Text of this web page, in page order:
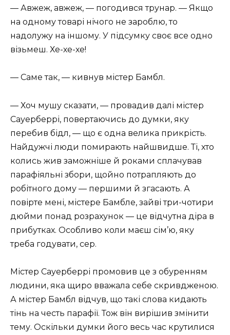
— Авжеж, авжеж, — погодився трунар. — Якщо
на одному товарі нічого не зароблю, то
надолужу на іншому. У підсумку своє все одно
візьмеш. Хе-хе-хе!
— Саме так, — кивнув містер Бамбл.
— Хоч мушу сказати, — провадив далі містер
Сауерберрі, повертаючись до думки, яку
перебив бідл, — що є одна велика прикрість.
Найдужчі люди помирають найшвидше. Ті, хто
колись жив заможніше й роками сплачував
парафіяльні збори, щойно потрапляють до
робітного дому — першими й згасають. А
повірте мені, містере Бамбле, зайві три-чотири
дюйми понад розрахунок — це відчутна діра в
прибутках. Особливо коли маєш сім’ю, яку
треба годувати, сер.
Містер Сауерберрі промовив це з обуренням
людини, яка щиро вважала себе скривдженою.
А містер Бамбл відчув, що такі слова кидають
тінь на честь парафії. Тож він вирішив змінити
тему. Оскільки думки його весь час крутилися